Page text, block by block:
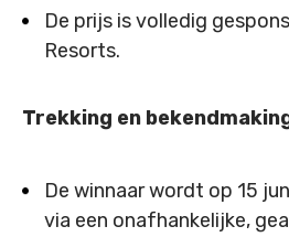
De prijs is volledig
Resorts.
Trekking en
De winnaar wordt op 15
via een onafhankelijke,